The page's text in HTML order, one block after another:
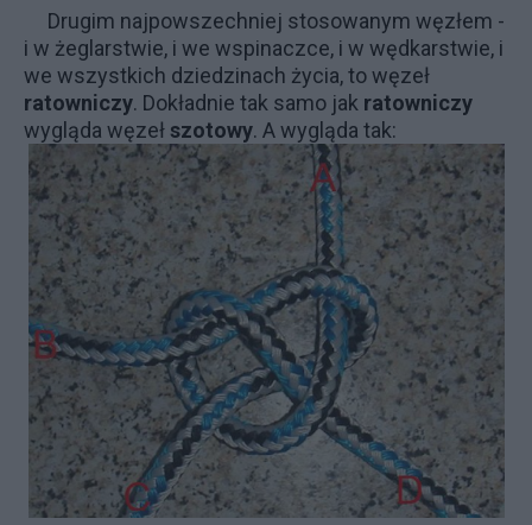
Drugim najpowszechniej stosowanym węzłem -
i w żeglarstwie, i we wspinaczce, i w wędkarstwie, i
we wszystkich dziedzinach życia, to węzeł
ratowniczy. Dokładnie tak samo jak ratowniczy
wygląda węzeł szotowy. A wygląda tak: